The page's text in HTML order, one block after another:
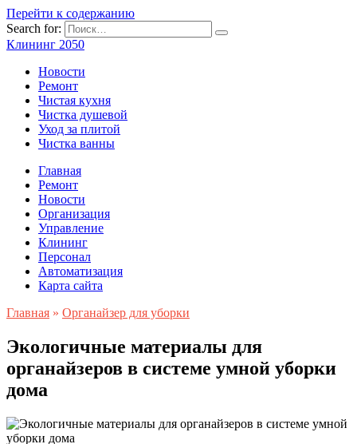
Перейти к содержанию
Search for:
Клининг 2050
Новости
Ремонт
Чистая кухня
Чистка душевой
Уход за плитой
Чистка ванны
Главная
Ремонт
Новости
Организация
Управление
Клининг
Персонал
Автоматизация
Карта сайта
Главная » Органайзер для уборки
Экологичные материалы для
органайзеров в системе умной уборки
дома